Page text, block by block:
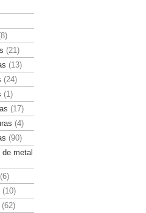
(21)
(13)
(24)
(1)
(17)
(4)
(90)
metal
(6)
(10)
(62)